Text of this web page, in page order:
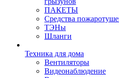
ПАКЕТЫ
Средства
ТЭНы
Шланги
Техника для дома
Вентиляторы
Видеонаблюдение